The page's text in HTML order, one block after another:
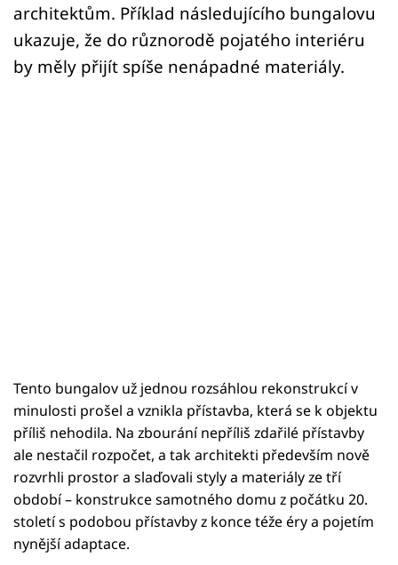
architektům. Příklad následujícího bungalovu
ukazuje, že do různorodě pojatého interiéru
by měly přijít spíše nenápadné materiály.
Tento bungalov už jednou rozsáhlou rekonstrukcí v
minulosti prošel a vznikla přístavba, která se k objektu
příliš nehodila. Na zbourání nepříliš zdařilé přístavby
ale nestačil rozpočet, a tak architekti především nově
rozvrhli prostor a slaďovali styly a materiály ze tří
období – konstrukce samotného domu z počátku 20.
století s podobou přístavby z konce téže éry a pojetím
nynější adaptace.